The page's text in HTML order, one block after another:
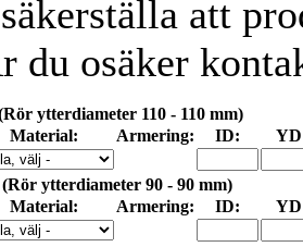
att
osäker
ytterdiameter 110 - 110 mm)
Material: Armering: ID:
ytterdiameter 90 - 90 mm)
Material: Armering: ID: